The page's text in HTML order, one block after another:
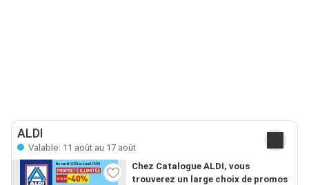
ALDI
Valable: 11 août au 17 août
Chez Catalogue ALDI, vous
trouverez un large choix de promos